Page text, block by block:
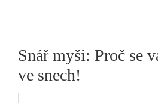
Snář myši: Proč se
ve snech!